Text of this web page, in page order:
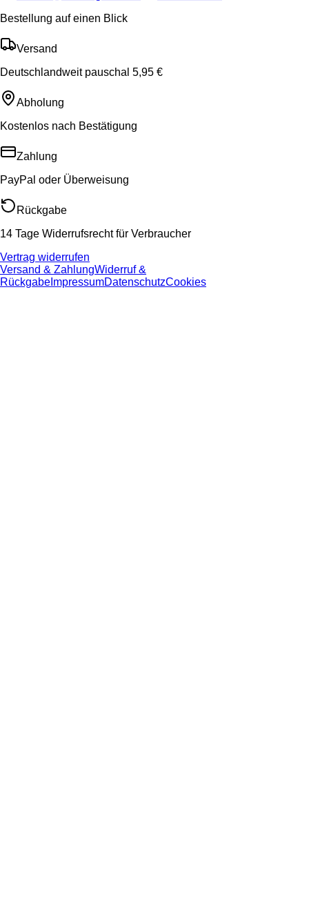
Bestellung auf einen Blick
Versand
Deutschlandweit pauschal 5,95 €
Abholung
Kostenlos nach Bestätigung
Zahlung
PayPal oder Überweisung
Rückgabe
14 Tage Widerrufsrecht für Verbraucher
Vertrag widerrufen
Versand & ZahlungWiderruf &
Rückgabe ImpressumDatenschutzCookies